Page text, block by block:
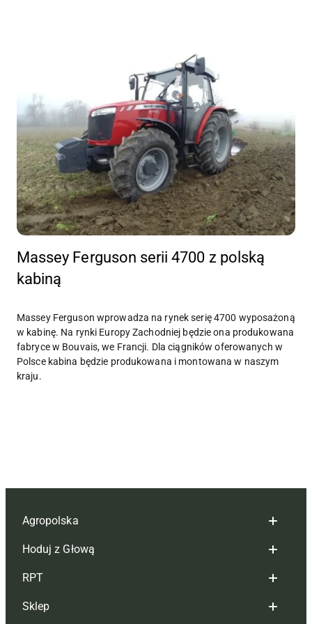
Massey Ferguson serii 4700 z polską
kabiną
Massey Ferguson wprowadza na rynek serię 4700 wyposażoną
w kabinę. Na rynki Europy Zachodniej będzie ona produkowana
fabryce w Bouvais, we Francji. Dla ciągników oferowanych w
Polsce kabina będzie produkowana i montowana w naszym
kraju.
Agropolska
Redakcja
Reklama
Tagi
Hoduj z Głową
Hoduj z głową bydło
Hoduj z głową świnie
RPT
Redakcja
Sklep